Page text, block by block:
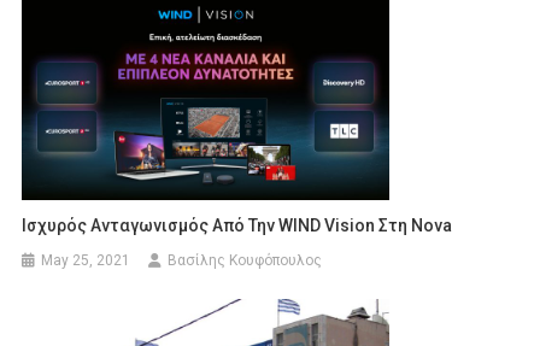
Ισχυρός Ανταγωνισμός Από Την WIND Vision Στη Nova
May 25, 2021 Βασίλης Κουφόπουλος